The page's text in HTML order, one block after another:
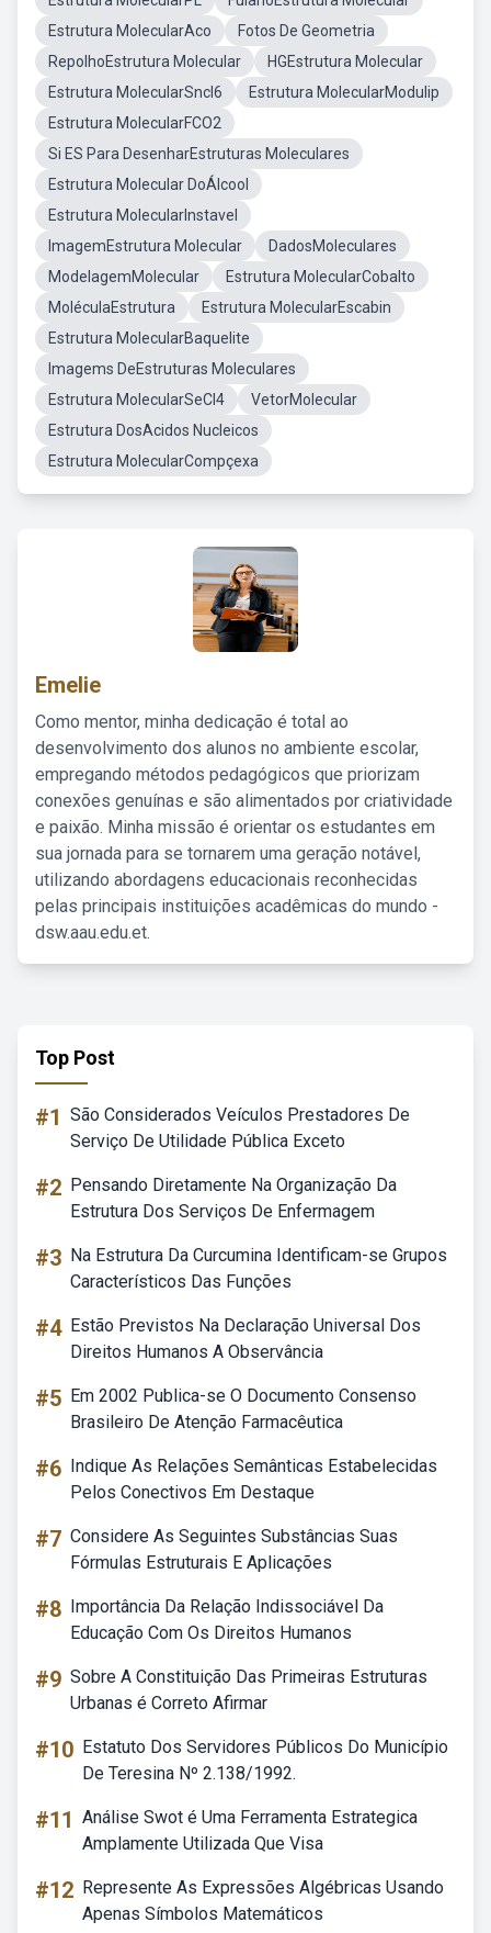
Estrutura MolecularAco
Fotos De Geometria
RepolhoEstrutura Molecular
HGEstrutura Molecular
Estrutura MolecularSncl6
Estrutura MolecularModulip
Estrutura MolecularFCO2
Si ES Para DesenharEstruturas Moleculares
Estrutura Molecular DoÁlcool
Estrutura MolecularInstavel
ImagemEstrutura Molecular
DadosMoleculares
ModelagemMolecular
Estrutura MolecularCobalto
MoléculaEstrutura
Estrutura MolecularEscabin
Estrutura MolecularBaquelite
Imagems DeEstruturas Moleculares
Estrutura MolecularSeCl4
VetorMolecular
Estrutura DosAcidos Nucleicos
Estrutura MolecularCompçexa
Emelie
Como mentor, minha dedicação é total ao
desenvolvimento dos alunos no ambiente escolar,
empregando métodos pedagógicos que priorizam
conexões genuínas e são alimentados por criatividade
e paixão. Minha missão é orientar os estudantes em
sua jornada para se tornarem uma geração notável,
utilizando abordagens educacionais reconhecidas
pelas principais instituições acadêmicas do mundo -
dsw.aau.edu.et.
Top Post
#1 São Considerados Veículos Prestadores De
Serviço De Utilidade Pública Exceto
#2 Pensando Diretamente Na Organização Da
Estrutura Dos Serviços De Enfermagem
#3 Na Estrutura Da Curcumina Identificam-se Grupos
Característicos Das Funções
#4 Estão Previstos Na Declaração Universal Dos
Direitos Humanos A Observância
#5 Em 2002 Publica-se O Documento Consenso
Brasileiro De Atenção Farmacêutica
#6 Indique As Relações Semânticas Estabelecidas
Pelos Conectivos Em Destaque
#7 Considere As Seguintes Substâncias Suas
Fórmulas Estruturais E Aplicações
#8 Importância Da Relação Indissociável Da
Educação Com Os Direitos Humanos
#9 Sobre A Constituição Das Primeiras Estruturas
Urbanas é Correto Afirmar
#10 Estatuto Dos Servidores Públicos Do Município
De Teresina Nº 2.138/1992.
#11 Análise Swot é Uma Ferramenta Estrategica
Amplamente Utilizada Que Visa
#12 Represente As Expressões Algébricas Usando
Apenas Símbolos Matemáticos